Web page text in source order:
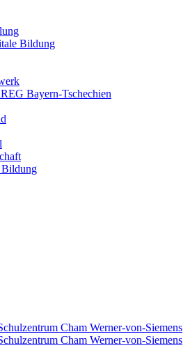
Bildung
Bayern-Tschechien
Bildung